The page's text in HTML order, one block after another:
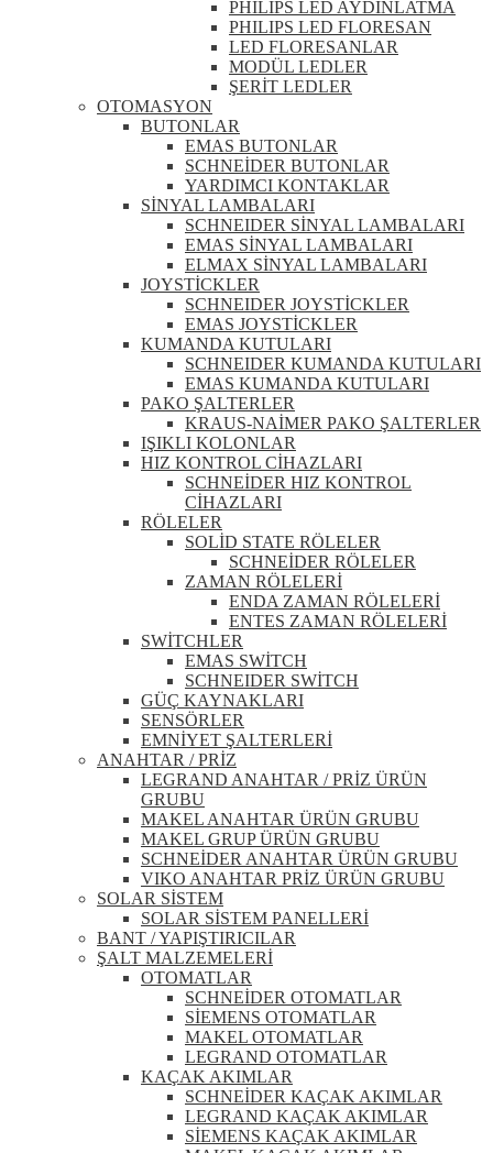
PHILIPS LED AYDINLATMA
PHILIPS LED FLORESAN
LED FLORESANLAR
MODÜL LEDLER
ŞERİT LEDLER
OTOMASYON
BUTONLAR
EMAS BUTONLAR
SCHNEİDER BUTONLAR
YARDIMCI KONTAKLAR
SİNYAL LAMBALARI
SCHNEIDER SİNYAL LAMBALARI
EMAS SİNYAL LAMBALARI
ELMAX SİNYAL LAMBALARI
JOYSTİCKLER
SCHNEIDER JOYSTİCKLER
EMAS JOYSTİCKLER
KUMANDA KUTULARI
SCHNEIDER KUMANDA KUTULARI
EMAS KUMANDA KUTULARI
PAKO ŞALTERLER
KRAUS-NAİMER PAKO ŞALTERLER
IŞIKLI KOLONLAR
HIZ KONTROL CİHAZLARI
SCHNEİDER HIZ KONTROL
CİHAZLARI
RÖLELER
SOLİD STATE RÖLELER
SCHNEİDER RÖLELER
ZAMAN RÖLELERİ
ENDA ZAMAN RÖLELERİ
ENTES ZAMAN RÖLELERİ
SWİTCHLER
EMAS SWİTCH
SCHNEIDER SWİTCH
GÜÇ KAYNAKLARI
SENSÖRLER
EMNİYET ŞALTERLERİ
ANAHTAR / PRİZ
LEGRAND ANAHTAR / PRİZ ÜRÜN
GRUBU
MAKEL ANAHTAR ÜRÜN GRUBU
MAKEL GRUP ÜRÜN GRUBU
SCHNEİDER ANAHTAR ÜRÜN GRUBU
VIKO ANAHTAR PRİZ ÜRÜN GRUBU
SOLAR SİSTEM
SOLAR SİSTEM PANELLERİ
BANT / YAPIŞTIRICILAR
ŞALT MALZEMELERİ
OTOMATLAR
SCHNEİDER OTOMATLAR
SİEMENS OTOMATLAR
MAKEL OTOMATLAR
LEGRAND OTOMATLAR
KAÇAK AKIMLAR
SCHNEİDER KAÇAK AKIMLAR
LEGRAND KAÇAK AKIMLAR
SİEMENS KAÇAK AKIMLAR